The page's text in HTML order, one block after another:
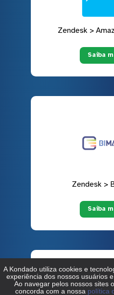
Zendesk >
Saiba
Zendesk >
Saiba